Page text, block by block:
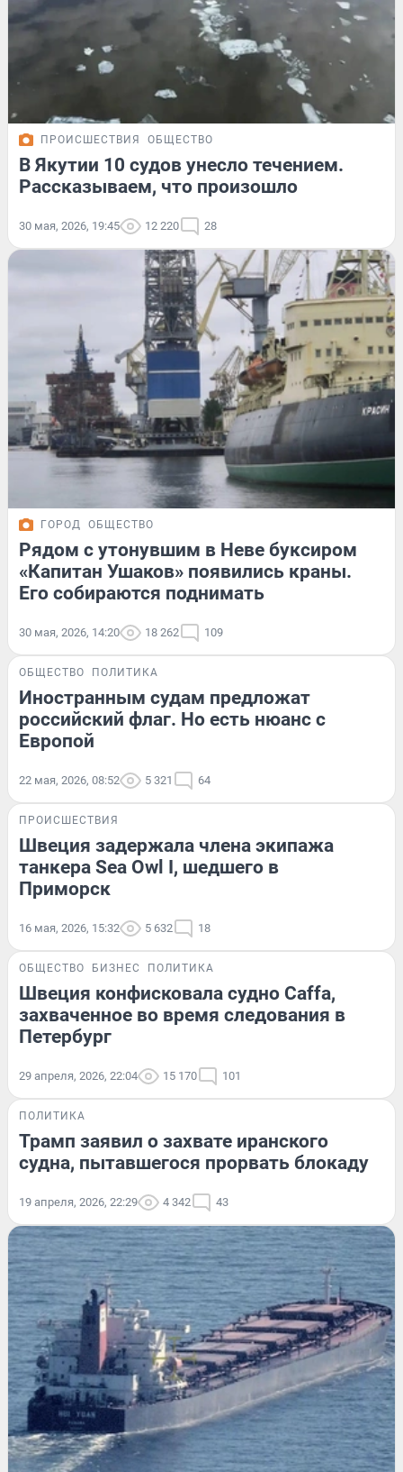
ПРОИСШЕСТВИЯ ОБЩЕСТВО
В Якутии 10 судов унесло течением.
Рассказываем, что произошло
30 мая, 2026, 19:45 12 220 28
ГОРОД ОБЩЕСТВО
Рядом с утонувшим в Неве буксиром
«Капитан Ушаков» появились краны.
Его собираются поднимать
30 мая, 2026, 14:20 18 262 109
ОБЩЕСТВО ПОЛИТИКА
Иностранным судам предложат
российский флаг. Но есть нюанс с
Европой
22 мая, 2026, 08:52 5 321 64
ПРОИСШЕСТВИЯ
Швеция задержала члена экипажа
танкера Sea Owl I, шедшего в
Приморск
16 мая, 2026, 15:32 5 632 18
ОБЩЕСТВО БИЗНЕС ПОЛИТИКА
Швеция конфисковала судно Caffa,
захваченное во время следования в
Петербург
29 апреля, 2026, 22:04 15 170 101
ПОЛИТИКА
Трамп заявил о захвате иранского
судна, пытавшегося прорвать блокаду
19 апреля, 2026, 22:29 4 342 43